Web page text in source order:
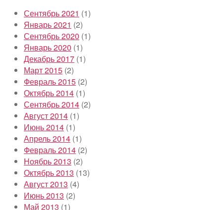
Сентябрь 2021 (1)
Январь 2021 (2)
Сентябрь 2020 (1)
Январь 2020 (1)
Декабрь 2017 (1)
Март 2015 (2)
Февраль 2015 (2)
Октябрь 2014 (1)
Сентябрь 2014 (2)
Август 2014 (1)
Июнь 2014 (1)
Апрель 2014 (1)
Февраль 2014 (2)
Ноябрь 2013 (2)
Октябрь 2013 (13)
Август 2013 (4)
Июнь 2013 (2)
Май 2013 (1)